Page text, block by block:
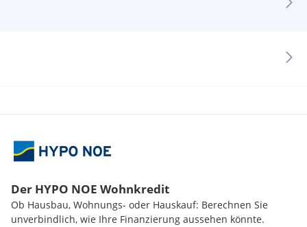
Der Kauf ist provisionsfrei für die Käuferin oder den Käufer.
Der HYPO NOE Wohnkredit
Ob Hausbau, Wohnungs- oder Hauskauf: Berechnen Sie
unverbindlich, wie Ihre Finanzierung aussehen könnte.